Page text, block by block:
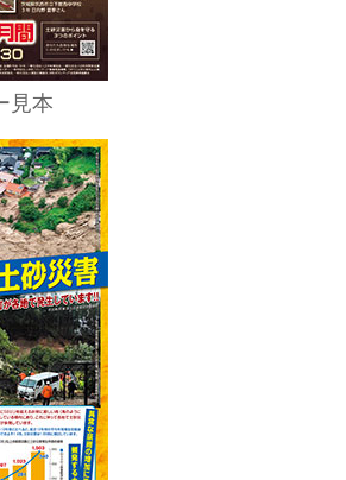
見本